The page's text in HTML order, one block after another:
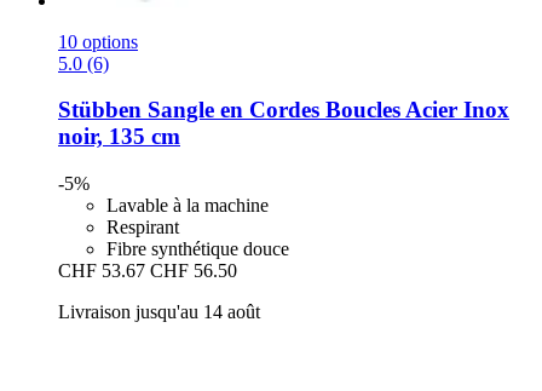
10 options
5.0 (6)
Stübben Sangle en Cordes Boucles Acier Inox
noir, 135 cm
-5%
Lavable à la machine
Respirant
Fibre synthétique douce
CHF 53.67 CHF 56.50
Livraison jusqu'au 14 août